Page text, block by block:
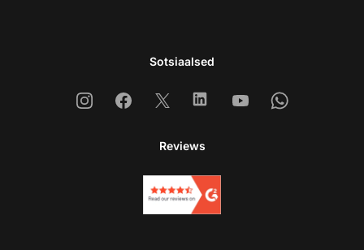
Sotsiaalsed
InstagramFacebook
X LinkedinYoutubeWhatsapp
Reviews